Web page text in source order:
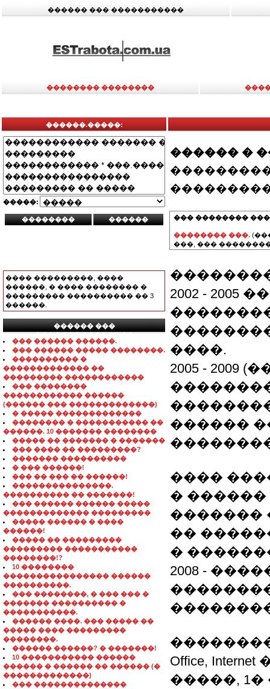
������ ��� �����������
�������� ��������
������.�����:
�����:
���� ���������, ����
������, � ���� �������� �
��������� ���������� �� 3
������.
������ ���
���������������
��� ������ ������.
��� ������ ����� ��������.
���������� �
������������� ��
��������� ������������
��� ��������
������������ ������
(������ ��� �������������)
� ����� �������������
�������� � ����������� ��
������. 10 ������� ��������
����� �� ������� � �������
��� ���� �� ���������?
������� ����������
� ��� ������!
��� �� ��� �� ������!
���������������.
���������� �� �������!
��� ������ ������ �����
������������� ���������
����� ������ � ����
������!
����� �� ���������
��������� �����������
��������!?
10 ��������
���������������� ������
����������.
��� ��������, � ��� ��� �
������� ���������� �
�����������.
������ ����. ��� ����� ��
����� ���� ���������
��������.
������ ������? � �������!
10 ����������� ������
������ � ������ �� ������ (�
�������������)
��� ��������������
������ �
��� ��������
�������� ���.
���, ���
2002 -
����.
2005 -
������
����
� ������
�������
��
�
2008 -
Office,
�����,